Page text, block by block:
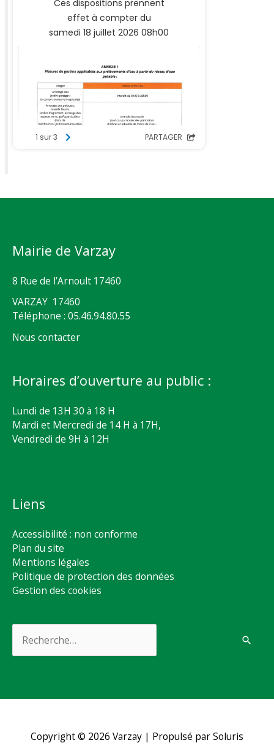
Mairie de Varzay
8 Rue de l’Arnoult 17460
VARZAY 17460
Téléphone : 05.46.94.80.55
Nous contacter
Horaires d’ouverture au public :
Lundi de 13H 30 à 18 H
Mardi et Mercredi de 14 H à 17H,
Vendredi de 9H à 12H
Liens
Accessibilité : non conforme
Plan du site
Mentions légales
Politique de protection des données
Gestion des cookies
Copyright © 2026 Varzay | Propulsé par Soluris